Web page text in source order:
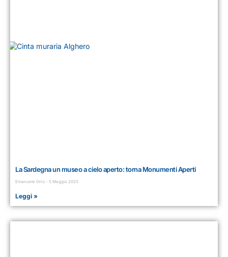
La Sardegna un museo a cielo aperto: torna Monumenti Aperti
Emanuele Orrù 5 Maggio 2025
Leggi »